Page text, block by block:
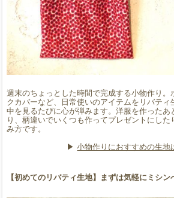
週末のちょっとした時間で完成する小物作り。
クカバーなど、日常使いのアイテムをリバティ
中を見るたびに心が弾みます。洋服を作ったあ
り、柄違いでいくつも作ってプレゼントにした
み方です。
▶︎小物作りにおすすめの生地
【初めてのリバティ生地】まずは気軽にミシン